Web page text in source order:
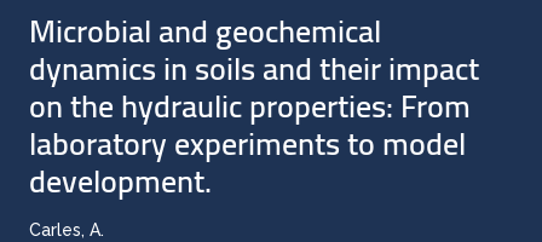
Microbial and geochemical
dynamics in soils and their impact
on the hydraulic properties: From
laboratory experiments to model
development.
Carles, A.